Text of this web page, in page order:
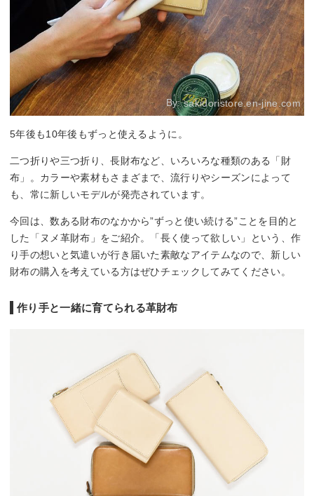
By:sakidoristore.en-jine.com
5年後も10年後もずっと使えるように。
二つ折りや三つ折り、長財布など、いろいろな種類のある「財
布」。カラーや素材もさまざまで、流行りやシーズンによって
も、常に新しいモデルが発売されています。
今回は、数ある財布のなかから”ずっと使い続ける”ことを目的と
した「ヌメ革財布」をご紹介。「長く使って欲しい」という、作
り手の想いと気遣いが行き届いた素敵なアイテムなので、新しい
財布の購入を考えている方はぜひチェックしてみてください。
作り手と一緒に育てられる革財布